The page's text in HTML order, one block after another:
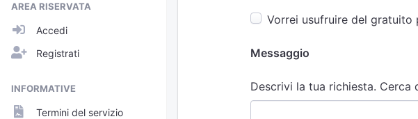
Profili pubblici
Richieste
AREA RISERVATA
Accedi
Registrati
INFORMATIVE
Termini del servizio
Vorrei usufruire del gratuito
Messaggio
Descrivi la tua richiesta.